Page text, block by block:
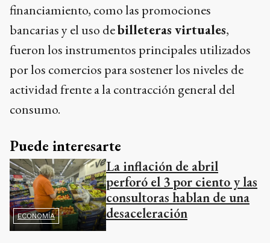
financiamiento, como las promociones
bancarias y el uso debilleteras virtuales,
fueron los instrumentos principales utilizados
por los comercios para sostener los niveles de
actividad frente a la contracción general del
consumo.
Puede interesarte
ECONOMÍA
La inflación de abril
perforó el 3 por ciento y las
consultoras hablan de una
desaceleración